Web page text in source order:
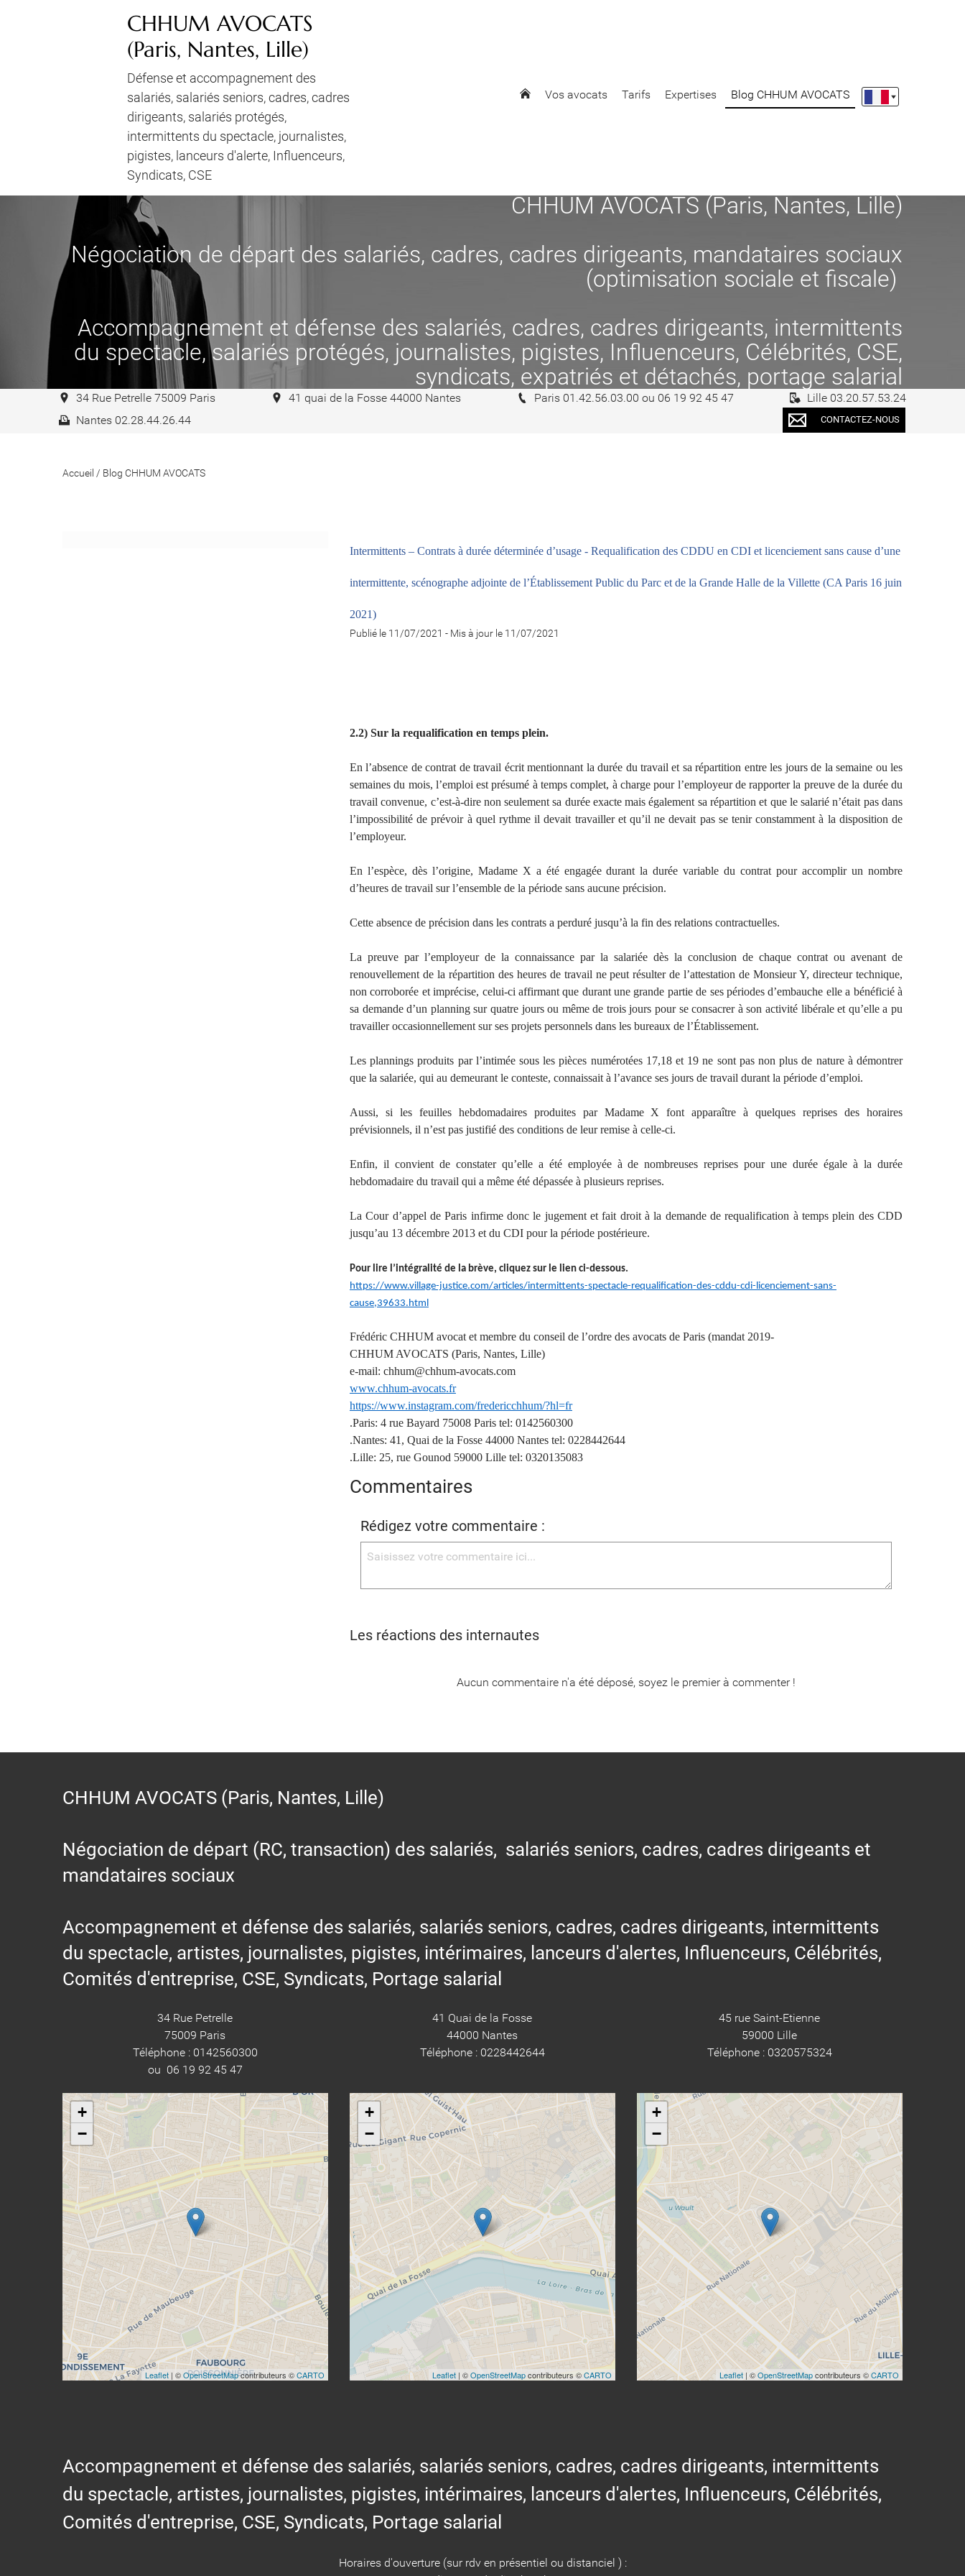
CHHUM AVOCATS
(Paris, Nantes, Lille)
Défense et accompagnement des
salariés, salariés seniors, cadres, cadres
dirigeants, salariés protégés,
intermittents du spectacle, journalistes,
pigistes, lanceurs d'alerte, Influenceurs,
Syndicats, CSE
Vos avocats Tarifs Expertises Blog CHHUM AVOCATS
CHHUM AVOCATS (Paris, Nantes, Lille)
Négociation de départ des salariés, cadres, cadres dirigeants, mandataires sociaux
(optimisation sociale et fiscale)
Accompagnement et défense des salariés, cadres, cadres dirigeants, intermittents
du spectacle, salariés protégés, journalistes, pigistes, Influenceurs, Célébrités, CSE,
syndicats, expatriés et détachés, portage salarial
34 Rue Petrelle 75009 Paris 41 quai de la Fosse 44000 Nantes Paris 01.42.56.03.00 ou 06 19 92 45 47
Lille 03.20.57.53.24
Nantes 02.28.44.26.44
CONTACTEZ-NOUS
Accueil / Blog CHHUM AVOCATS
Intermittents – Contrats à durée déterminée d’usage - Requalification des CDDU en CDI et licenciement sans cause d’une
intermittente, scénographe adjointe de l’Établissement Public du Parc et de la Grande Halle de la Villette (CA Paris 16 juin
2021)
Publié le 11/07/2021 - Mis à jour le 11/07/2021
2.2) Sur la requalification en temps plein.
En l’absence de contrat de travail écrit mentionnant la durée du travail et sa répartition entre les jours de la semaine ou les
semaines du mois, l’emploi est présumé à temps complet, à charge pour l’employeur de rapporter la preuve de la durée du
travail convenue, c’est-à-dire non seulement sa durée exacte mais également sa répartition et que le salarié n’était pas dans
l’impossibilité de prévoir à quel rythme il devait travailler et qu’il ne devait pas se tenir constamment à la disposition de
l’employeur.
En l’espèce, dès l’origine, Madame X a été engagée durant la durée variable du contrat pour accomplir un nombre
d’heures de travail sur l’ensemble de la période sans aucune précision.
Cette absence de précision dans les contrats a perduré jusqu’à la fin des relations contractuelles.
La preuve par l’employeur de la connaissance par la salariée dès la conclusion de chaque contrat ou avenant de
renouvellement de la répartition des heures de travail ne peut résulter de l’attestation de Monsieur Y, directeur technique,
non corroborée et imprécise, celui-ci affirmant que durant une grande partie de ses périodes d’embauche elle a bénéficié à
sa demande d’un planning sur quatre jours ou même de trois jours pour se consacrer à son activité libérale et qu’elle a pu
travailler occasionnellement sur ses projets personnels dans les bureaux de l’Établissement.
Les plannings produits par l’intimée sous les pièces numérotées 17,18 et 19 ne sont pas non plus de nature à démontrer
que la salariée, qui au demeurant le conteste, connaissait à l’avance ses jours de travail durant la période d’emploi.
Aussi, si les feuilles hebdomadaires produites par Madame X font apparaître à quelques reprises des horaires
prévisionnels, il n’est pas justifié des conditions de leur remise à celle-ci.
Enfin, il convient de constater qu’elle a été employée à de nombreuses reprises pour une durée égale à la durée
hebdomadaire du travail qui a même été dépassée à plusieurs reprises.
La Cour d’appel de Paris infirme donc le jugement et fait droit à la demande de requalification à temps plein des CDD
jusqu’au 13 décembre 2013 et du CDI pour la période postérieure.
Pour lire l’intégralité de la brève, cliquez sur le lien ci-dessous.
https://www.village-justice.com/articles/intermittents-spectacle-requalification-des-cddu-cdi-licenciement-sans-
cause,39633.html
Frédéric CHHUM avocat et membre du conseil de l’ordre des avocats de Paris (mandat 2019-
CHHUM AVOCATS (Paris, Nantes, Lille)
e-mail: chhum@chhum-avocats.com
www.chhum-avocats.fr
https://www.instagram.com/fredericchhum/?hl=fr
.Paris: 4 rue Bayard 75008 Paris tel: 0142560300
.Nantes: 41, Quai de la Fosse 44000 Nantes tel: 0228442644
.Lille: 25, rue Gounod 59000 Lille tel: 0320135083
Commentaires
Rédigez votre commentaire :
Les réactions des internautes
Aucun commentaire n'a été déposé, soyez le premier à commenter !
CHHUM AVOCATS (Paris, Nantes, Lille)
Négociation de départ (RC, transaction) des salariés, salariés seniors, cadres, cadres dirigeants et
mandataires sociaux
Accompagnement et défense des salariés, salariés seniors, cadres, cadres dirigeants, intermittents
du spectacle, artistes, journalistes, pigistes, intérimaires, lanceurs d'alertes, Influenceurs, Célébrités,
Comités d'entreprise, CSE, Syndicats, Portage salarial
34 Rue Petrelle
75009 Paris
Téléphone : 0142560300
ou 06 19 92 45 47
+
−
Leaflet| ©OpenStreetMapcontributeurs ©CARTO
41 Quai de la Fosse
44000 Nantes
Téléphone : 0228442644
+
−
Leaflet| ©OpenStreetMapcontributeurs ©CARTO
45 rue Saint-Etienne
59000 Lille
Téléphone : 0320575324
+
−
Leaflet| ©OpenStreetMapcontributeurs ©CARTO
Accompagnement et défense des salariés, salariés seniors, cadres, cadres dirigeants, intermittents
du spectacle, artistes, journalistes, pigistes, intérimaires, lanceurs d'alertes, Influenceurs, Célébrités,
Comités d'entreprise, CSE, Syndicats, Portage salarial
Horaires d'ouverture (sur rdv en présentiel ou distanciel ) :